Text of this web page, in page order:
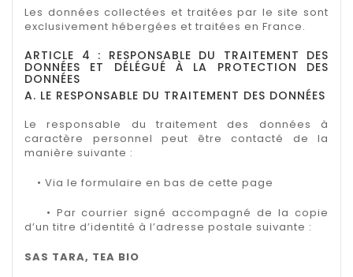
Les données collectées et traitées par le site sont
exclusivement hébergées et traitées en France.
ARTICLE 4 : RESPONSABLE DU TRAITEMENT DES
DONNÉES ET DÉLÉGUÉ À LA PROTECTION DES
DONNÉES
A. LE RESPONSABLE DU TRAITEMENT DES DONNÉES
Le responsable du traitement des données à
caractère personnel peut être contacté de la
manière suivante :
• Via le formulaire en bas de cette page
• Par courrier signé accompagné de la copie
d’un titre d’identité à l’adresse postale suivante :
SAS TARA, TEA BIO